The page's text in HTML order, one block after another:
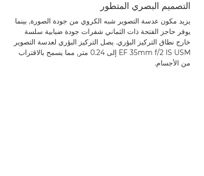
التصميم البصري المتطور
يزيد مكون عدسة التصوير شبه الكروي من جودة الصورة, بينما
يوفر حاجز الفتحة ذات الثماني شفرات جودة ضبابية سلسة
خارج نطاق التركيز البؤري. يصل التركيز البؤري لعدسة التصوير
EF 35mm f/2 IS USM إلى 0.24 متر, مما يسمح بالاقتراب
من الأجسام.